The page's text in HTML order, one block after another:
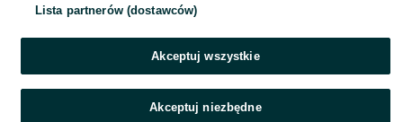
Lista partnerów (dostawców)
Akceptuj wszystkie
Akceptuj niezbędne